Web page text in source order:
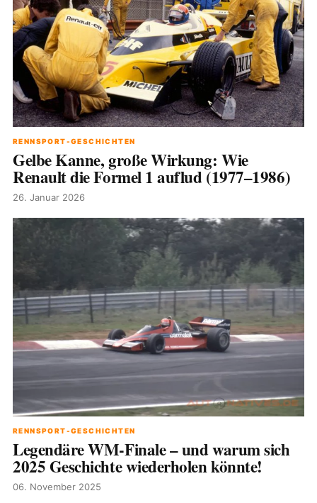
RENNSPORT-GESCHICHTEN
Gelbe Kanne, große Wirkung: Wie
Renault die Formel 1 auflud (1977–1986)
26. Januar 2026
RENNSPORT-GESCHICHTEN
Legendäre WM-Finale – und warum sich
2025 Geschichte wiederholen könnte!
06. November 2025